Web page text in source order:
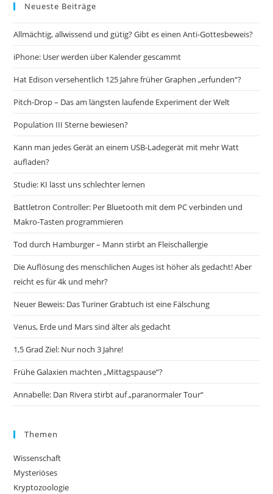
Neueste Beiträge
Allmächtig, allwissend und gütig? Gibt es einen Anti-Gottesbeweis?
iPhone: User werden über Kalender gescammt
Hat Edison versehentlich 125 Jahre früher Graphen „erfunden“?
Pitch-Drop – Das am längsten laufende Experiment der Welt
Population III Sterne bewiesen?
Kann man jedes Gerät an einem USB-Ladegerät mit mehr Watt
aufladen?
Studie: KI lässt uns schlechter lernen
Battletron Controller: Per Bluetooth mit dem PC verbinden und
Makro-Tasten programmieren
Tod durch Hamburger – Mann stirbt an Fleischallergie
Die Auflösung des menschlichen Auges ist höher als gedacht! Aber
reicht es für 4k und mehr?
Neuer Beweis: Das Turiner Grabtuch ist eine Fälschung
Venus, Erde und Mars sind älter als gedacht
1,5 Grad Ziel: Nur noch 3 Jahre!
Frühe Galaxien machten „Mittagspause“?
Annabelle: Dan Rivera stirbt auf „paranormaler Tour“
Themen
Wissenschaft
Mysteriöses
Kryptozoologie